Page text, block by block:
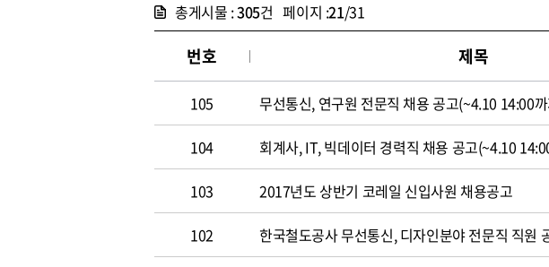
총게시물 :305건 페이지 :21/31
번호 제목
105 무선통신, 연구원 전문직 채용 공고(~4.10 14:00
104 회계사, IT, 빅데이터 경력직 채용 공고(~4.10
103 2017년도 상반기 코레일 신입사원 채용공고
102 한국철도공사 무선통신, 디자인분야 전문직 직원